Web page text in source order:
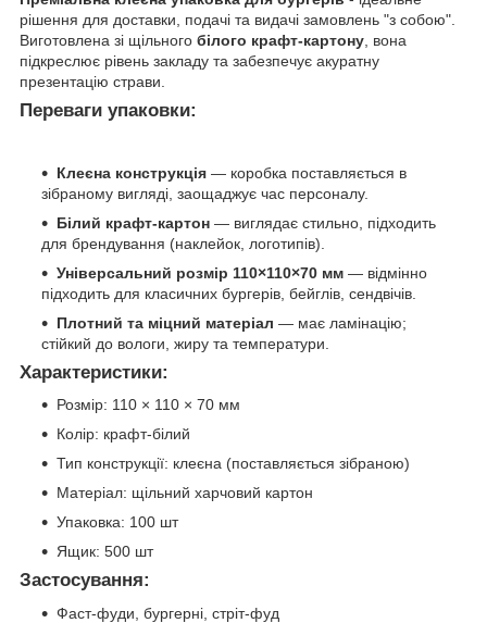
рішення для доставки, подачі та видачі замовлень "з собою".
Виготовлена зі щільного білого крафт-картону , вона
підкреслює рівень закладу та забезпечує акуратну
презентацію страви.
Переваги упаковки:
Клеєна конструкція — коробка поставляється в
зібраному вигляді, заощаджує час персоналу.
Білий крафт-картон — виглядає стильно, підходить
для брендування (наклейок, логотипів).
Універсальний розмір 110×110×70 мм — відмінно
підходить для класичних бургерів, бейглів, сендвічів.
Плотний та міцний матеріал — має ламінацію;
стійкий до вологи, жиру та температури.
Характеристики:
Розмір: 110 × 110 × 70 мм
Колір: крафт-білий
Тип конструкції: клеєна (поставляється зібраною)
Матеріал: щільний харчовий картон
Упаковка: 100 шт
Ящик: 500 шт
Застосування:
Фаст-фуди, бургерні, стріт-фуд